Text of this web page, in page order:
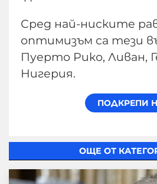
Сред най-ниските
оптимизъм са тези
Пуерто Рико, Ливан,
Нигерия.
ОЩЕ ОТ